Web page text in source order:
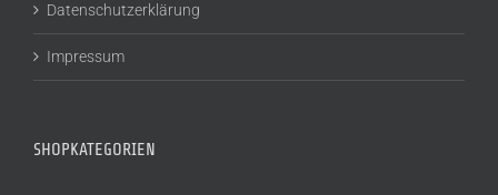
Datenschutzerklärung
Impressum
SHOPKATEGORIEN